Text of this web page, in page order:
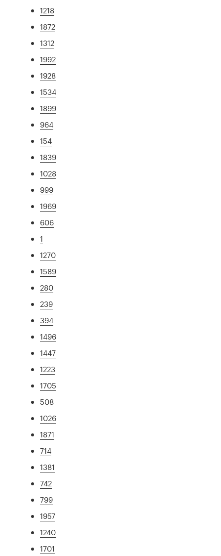
1218
1872
1312
1992
1928
1534
1899
964
154
1839
1028
999
1969
606
1
1270
1589
280
239
394
1496
1447
1223
1705
508
1026
1871
714
1381
742
799
1957
1240
1701